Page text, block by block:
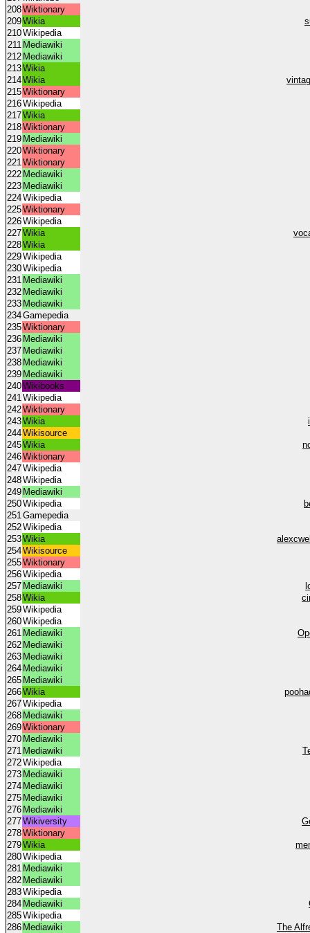
208Wiktionary
209Wikia
210Wikipedia
211 Mediawiki
212 Mediawiki
213Wikia
214Wikia
215Wiktionary
216Wikipedia
217Wikia
218Wiktionary
219 Mediawiki
220Wiktionary
221Wiktionary
222 Mediawiki
223 Mediawiki
224Wikipedia
225Wiktionary
226Wikipedia
227Wikia
228Wikia
229Wikipedia
230Wikipedia
231 Mediawiki
232 Mediawiki
233 Mediawiki
234Gamepedia
235Wiktionary
236 Mediawiki
237 Mediawiki
238 Mediawiki
239 Mediawiki
240Wikibooks
241Wikipedia
242Wiktionary
243Wikia
244Wikisource
245Wikia
246Wiktionary
247Wikipedia
248Wikipedia
249 Mediawiki
250Wikipedia
251Gamepedia
252Wikipedia
253Wikia
254Wikisource
255Wiktionary
256Wikipedia
257 Mediawiki
258Wikia
259Wikipedia
260Wikipedia
261 Mediawiki
262 Mediawiki
263 Mediawiki
264 Mediawiki
265 Mediawiki
266Wikia
267Wikipedia
268 Mediawiki
269Wiktionary
270 Mediawiki
271 Mediawiki
272Wikipedia
273 Mediawiki
274 Mediawiki
275 Mediawiki
276 Mediawiki
277Wikiversity
278Wiktionary
279Wikia
280Wikipedia
281 Mediawiki
282 Mediawiki
283Wikipedia
284 Mediawiki
285Wikipedia
286 Mediawiki
The